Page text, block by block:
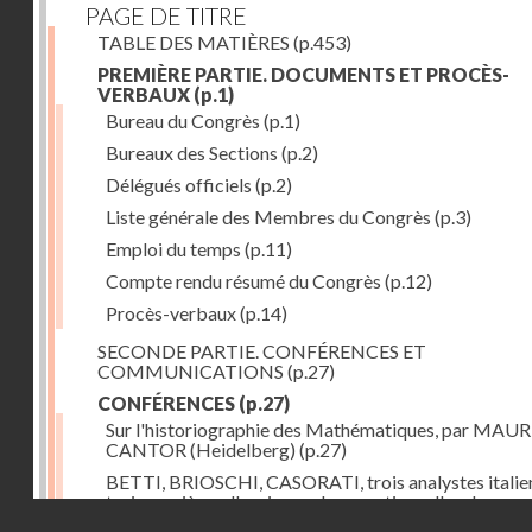
PAGE DE TITRE
TABLE DES MATIÈRES (p.453)
PREMIÈRE PARTIE. DOCUMENTS ET PROCÈS-
VERBAUX (p.1)
Bureau du Congrès (p.1)
Bureaux des Sections (p.2)
Délégués officiels (p.2)
Liste générale des Membres du Congrès (p.3)
Emploi du temps (p.11)
Compte rendu résumé du Congrès (p.12)
Procès-verbaux(p.14)
SECONDE PARTIE. CONFÉRENCES ET
COMMUNICATIONS (p.27)
CONFÉRENCES (p.27)
Sur l'historiographie des Mathématiques, par
CANTOR (Heidelberg) (p.27)
BETTI, BRIOSCHI, CASORATI, trois analystes
trois manières d'envisager les questions d'analyse,